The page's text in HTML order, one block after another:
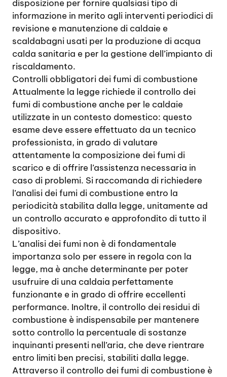
disposizione per fornire qualsiasi tipo di
informazione in merito agli interventi periodici di
revisione e manutenzione di caldaie e
scaldabagni usati per la produzione di acqua
calda sanitaria e per la gestione dell’impianto di
riscaldamento.
Controlli obbligatori dei fumi di combustione
Attualmente la legge richiede il controllo dei
fumi di combustione anche per le caldaie
utilizzate in un contesto domestico: questo
esame deve essere effettuato da un tecnico
professionista, in grado di valutare
attentamente la composizione dei fumi di
scarico e di offrire l’assistenza necessaria in
caso di problemi. Si raccomanda di richiedere
l’analisi dei fumi di combustione entro la
periodicità stabilita dalla legge, unitamente ad
un controllo accurato e approfondito di tutto il
dispositivo.
L’analisi dei fumi non è di fondamentale
importanza solo per essere in regola con la
legge, ma è anche determinante per poter
usufruire di una caldaia perfettamente
funzionante e in grado di offrire eccellenti
performance. Inoltre, il controllo dei residui di
combustione è indispensabile per mantenere
sotto controllo la percentuale di sostanze
inquinanti presenti nell’aria, che deve rientrare
entro limiti ben precisi, stabiliti dalla legge.
Attraverso il controllo dei fumi di combustione è